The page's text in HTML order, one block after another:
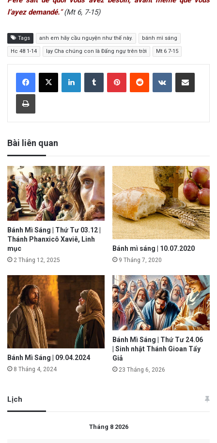
l’ayez demandé.“(Mt 6, 7-15)
Tags anh em hãy cầu nguyện như thế này. bánh mì sáng
Hc 48 1-14 lạy Cha chúng con là Đấng ngự trên trời Mt 6 7-15
Bài liên quan
Bánh Mì Sáng | Thứ Tư 03.12 |
Thánh Phanxicô Xaviê, Linh
mục
2 Tháng 12, 2025
Bánh mì sáng | 10.07.2020
9 Tháng 7, 2020
Bánh Mì Sáng | 09.04.2024
8 Tháng 4, 2024
Bánh Mì Sáng | Thứ Tư 24.06
| Sinh nhật Thánh Gioan Tẩy
Giả
23 Tháng 6, 2026
Lịch
Tháng 8 2026